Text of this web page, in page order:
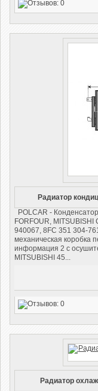
Радиатор
POLCAR -
FORFOUR, MITSUBISHI
940067, 8FC 351 304-
механическая коробка
информация 2 с
MITSUBISHI 45...
Радиатор